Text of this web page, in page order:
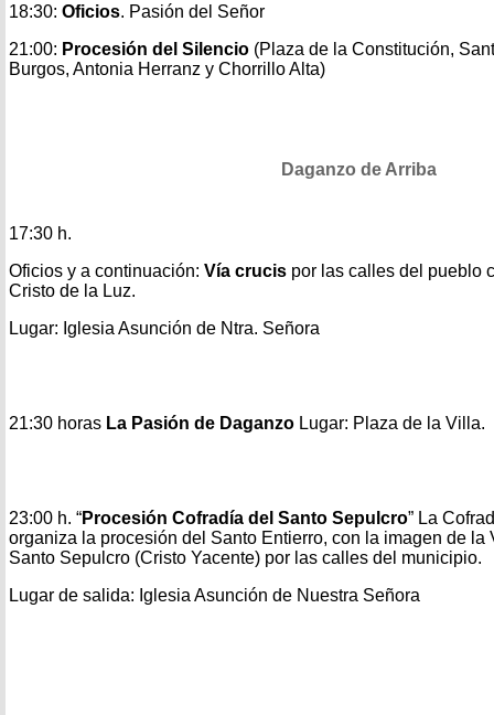
18:30: Oficios. Pasión del Señor
21:00: Procesión del Silencio (Plaza de la Constitución,
Burgos, Antonia Herranz y Chorrillo Alta)
Daganzo de Arriba
17:30 h.
Oficios y a continuación: Vía crucis por las calles del pueblo
Cristo de la Luz.
Lugar: Iglesia Asunción de Ntra. Señora
21:30 horas La Pasión de Daganzo Lugar: Plaza de la Villa.
23:00 h. “Procesión Cofradía del Santo Sepulcro” La
organiza la procesión del Santo Entierro, con la imagen de la
Santo Sepulcro (Cristo Yacente) por las calles del municipio.
Lugar de salida: Iglesia Asunción de Nuestra Señora